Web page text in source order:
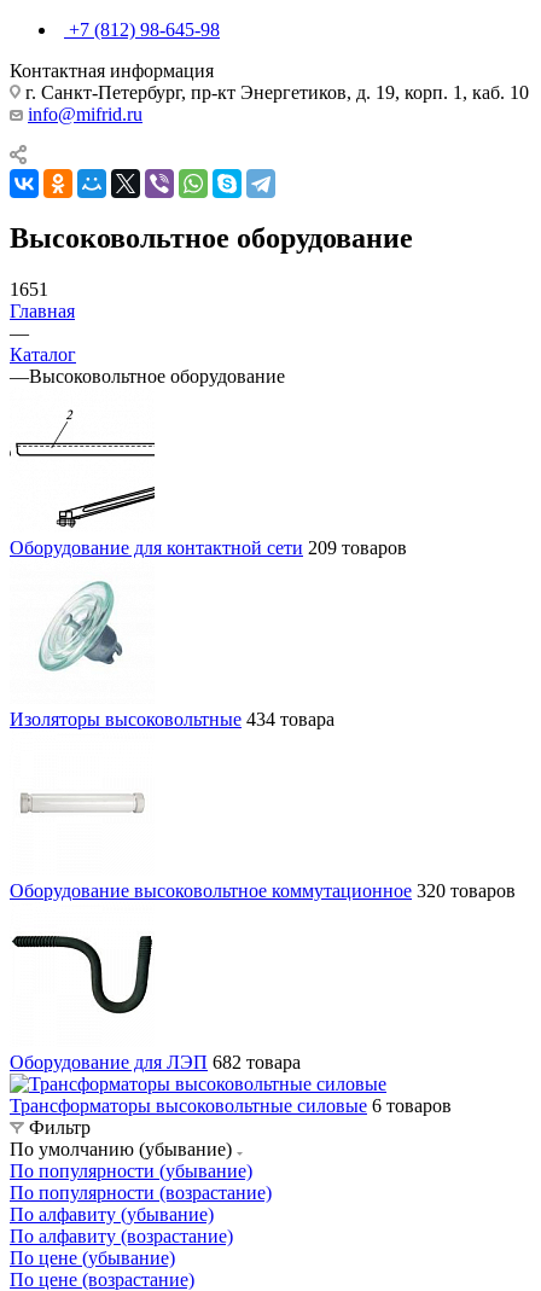
+7 (812) 98-645-98
Контактная информация
г. Санкт-Петербург, пр-кт Энергетиков, д. 19, корп. 1, каб. 10
info@mifrid.ru
Высоковольтное оборудование
1651
Главная
—
Каталог
—Высоковольтное оборудование
Оборудование для контактной сети 209 товаров
Изоляторы высоковольтные 434 товара
Оборудование высоковольтное коммутационное 320 товаров
Оборудование для ЛЭП 682 товара
Трансформаторы высоковольтные силовые 6 товаров
Фильтр
По умолчанию (убывание)
По популярности (убывание)
По популярности (возрастание)
По алфавиту (убывание)
По алфавиту (возрастание)
По цене (убывание)
По цене (возрастание)